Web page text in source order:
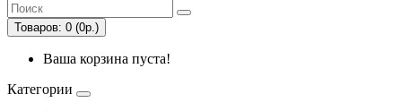
Товаров: 0 (0р.)
Ваша корзина пуста!
Категории